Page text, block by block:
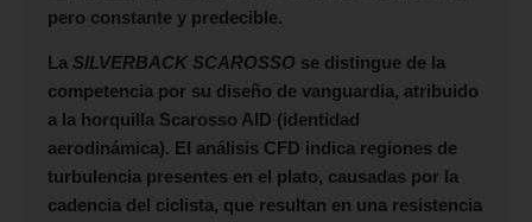
pero constante y predecible.
La SILVERBACK SCAROSSO se distingue de la
competencia por su diseño de vanguardia, atribuido
a la horquilla Scarosso AID (identidad
aerodinámica). El análisis CFD indica regiones de
turbulencia presentes en el plato, causadas por la
cadencia del ciclista, que resultan en una resistencia